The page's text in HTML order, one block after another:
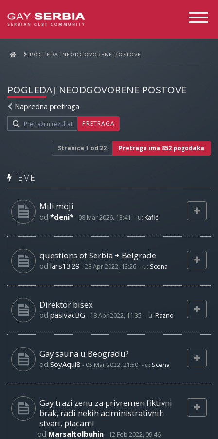
Toggle
POGLEDAJ NEODGOVORENE POSTOVE
POGLEDAJ NEODGOVORENE POSTOVE
Napredna pretraga
PRETRAGA
Stranica 1 od 22 Pretraga ima 852 pogodaka
TEME
Mili moji
od *deni*- 08 Mar 2026, 13:41 - u: Kafić
questions of Serbia + Belgrade
od lars1329 -28 Apr 2022, 13:26 - u: Scena
Direktor bisex
od pasivacBG - 18 Apr 2022, 11:35 - u: Razno
Gay sauna u Beogradu?
od SoyAqui8 - 05 Mar 2022, 21:50 - u: Scena
Gay trazi zenu za privremen fiktivni
brak, radi nekih administrativnih
stvari, placam!
od Marsaltolbuhin- 12 Feb 2022, 09:46